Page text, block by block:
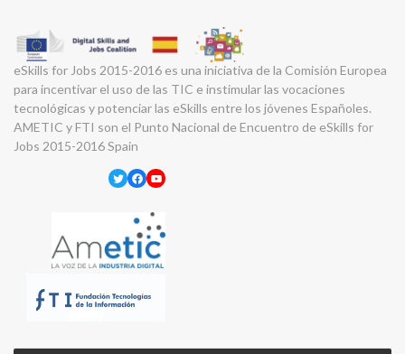
eSkills for Jobs 2015-2016 es una iniciativa de la Comisión Europea
para incentivar el uso de las TIC e instimular las vocaciones
tecnológicas y potenciar las eSkills entre los jóvenes Españoles.
AMETIC y FTI son el Punto Nacional de Encuentro de eSkills for
Jobs 2015-2016 Spain
Twitter
Facebook
YouTube